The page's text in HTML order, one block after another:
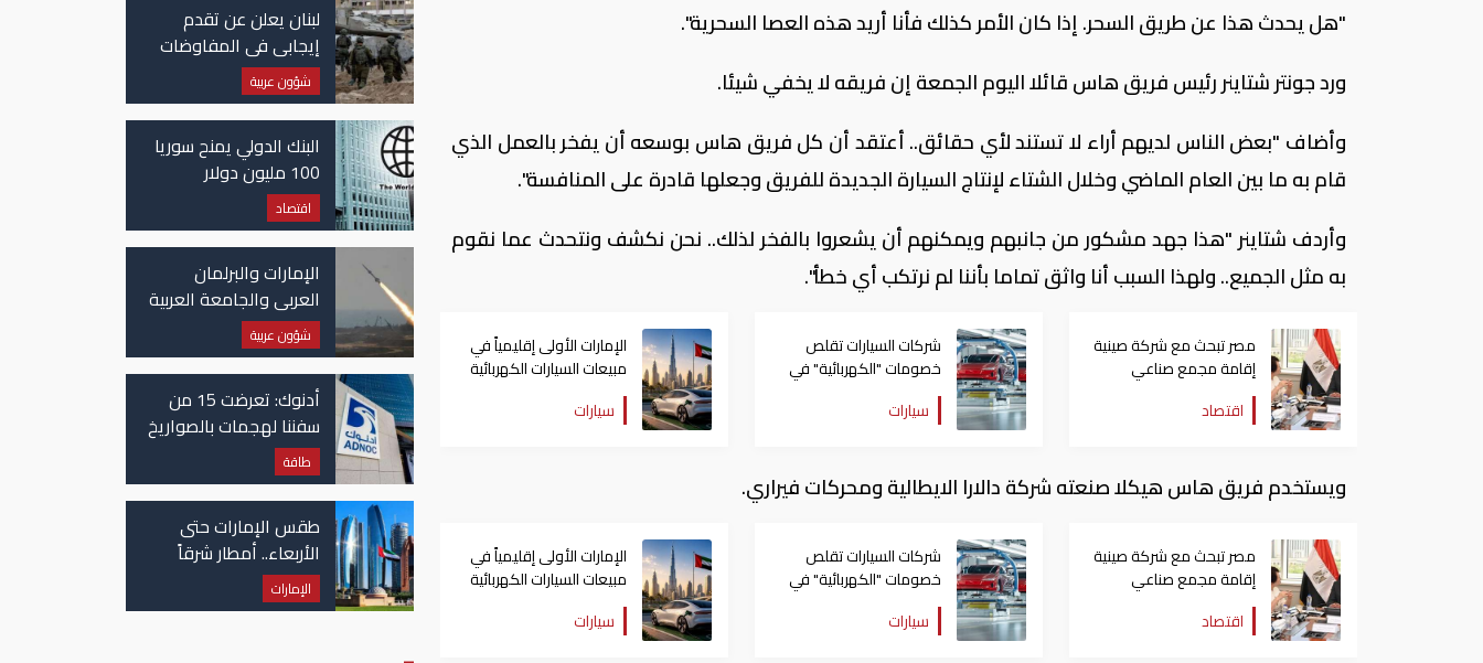
"هل يحدث هذا عن طريق السحر. إذا كان الأمر كذلك فأنا أريد هذه العصا السحرية".
ورد جونتر شتاينر رئيس فريق هاس قائلا اليوم الجمعة إن فريقه لا يخفي شيئا.
وأضاف "بعض الناس لديهم أراء لا تستند لأي حقائق.. أعتقد أن كل فريق هاس بوسعه أن يفخر بالعمل الذي
قام به ما بين العام الماضي وخلال الشتاء لإنتاج السيارة الجديدة للفريق وجعلها قادرة على المنافسة".
وأردف شتاينر "هذا جهد مشكور من جانبهم ويمكنهم أن يشعروا بالفخر لذلك.. نحن نكشف ونتحدث عما نقوم
به مثل الجميع.. ولهذا السبب أنا واثق تماما بأننا لم نرتكب أي خطأ".
مصر تبحث مع شركة صينية
إقامة مجمع صناعي
لتقديم حلول متكاملة
لصناعة السيارات
اقتصاد
شركات السيارات تقلص
خصومات "الكهربائية" في
ألمانيا
سيارات
الإمارات الأولى إقليمياً في
مبيعات السيارات الكهربائية
للعام الثاني على التوالي
سيارات
ويستخدم فريق هاس هيكلا صنعته شركة دالارا الايطالية ومحركات فيراري.
مصر تبحث مع شركة صينية
إقامة مجمع صناعي
لتقديم حلول متكاملة
لصناعة السيارات
اقتصاد
شركات السيارات تقلص
خصومات "الكهربائية" في
ألمانيا
سيارات
الإمارات الأولى إقليمياً في
مبيعات السيارات الكهربائية
للعام الثاني على التوالي
سيارات
لبنان يعلن عن تقدم
إيجابي في المفاوضات
مع إسرائيل.. وأمريكا
تضغط لوقف النار في
غزة
شؤون عربية
البنك الدولي يمنح سوريا
100 مليون دولار
اقتصاد
الإمارات والبرلمان
العربي والجامعة العربية
يدينون الهجوم الحوثي
على نجران بالسعودية
شؤون عربية
أدنوك: تعرضت 15 من
سفننا لهجمات بالصواريخ
والطائرات المسيّرة منذ
بداية النزاع
طاقة
طقس الإمارات حتى
الأربعاء.. أمطار شرقاً
وجنوباً وانخفاض
تدريجي للحرارة
الإمارات